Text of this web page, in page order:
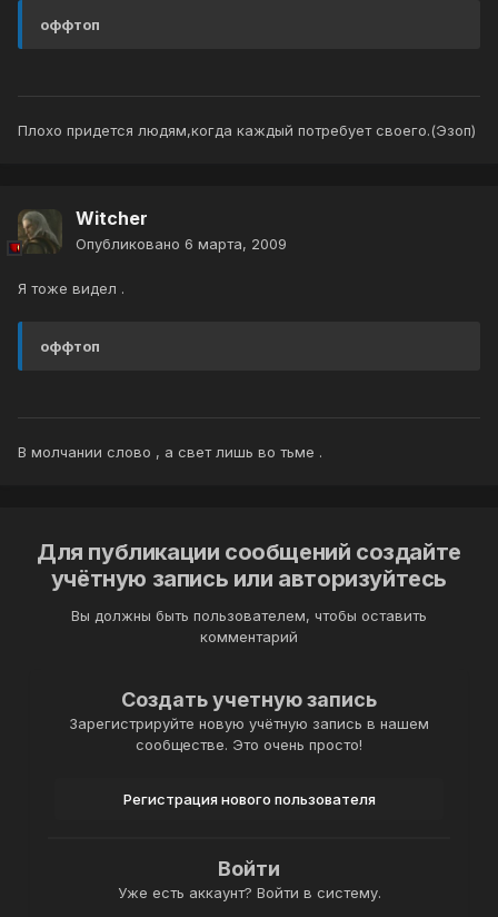
оффтоп
Плохо придется людям,когда каждый потребует своего.(Эзоп)
Witcher
Опубликовано 6 марта, 2009
Я тоже видел .
оффтоп
В молчании слово , а свет лишь во тьме .
Для публикации сообщений создайте
учётную запись или авторизуйтесь
Вы должны быть пользователем, чтобы оставить
комментарий
Создать учетную запись
Зарегистрируйте новую учётную запись в нашем
сообществе. Это очень просто!
Регистрация нового пользователя
Войти
Уже есть аккаунт? Войти в систему.